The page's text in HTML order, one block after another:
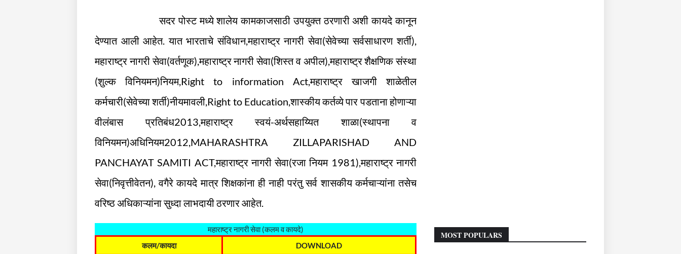
सदर पोस्ट मध्ये शालेय कामकाजसाठी उपयुक्त ठरणारी अशी कायदे कानून
देण्यात आली आहेत. यात भारताचे संविधान,महाराष्ट्र नागरी सेवा(सेवेच्या सर्वसाधारण शर्ती),
महाराष्ट्र नागरी सेवा(वर्तणूक),महाराष्ट्र नागरी सेवा(शिस्त व अपील),महाराष्ट्र शैक्षणिक संस्था
(शुल्क विनियमन)नियम,Right to information Act,महाराष्ट्र खाजगी शाळेतील
कर्मचारी(सेवेच्या शर्ती)नीयमावली,Right to Education,शास्कीय कर्तव्ये पार पडताना होणाऱ्या
वीलंबास प्रतिबंध2013,महाराष्ट्र स्वयं-अर्थसहाय्यित शाळा(स्थापना व
विनियमन)अधिनियम2012,MAHARASHTRA ZILLAPARISHAD AND
PANCHAYAT SAMITI ACT,महाराष्ट्र नागरी सेवा(रजा नियम 1981),महाराष्ट्र नागरी
सेवा(निवृत्तीवेतन), वगैरे कायदे मात्र शिक्षकांना ही नाही परंतु सर्व शासकीय कर्मचाऱ्यांना तसेच
वरिष्ठ अधिकाऱ्यांना सुध्दा लाभदायी ठरणार आहेत.
महाराष्ट्र नागरी सेवा (कलम व कायदे)
कलम/कायदा
DOWNLOAD
MOST POPULARS